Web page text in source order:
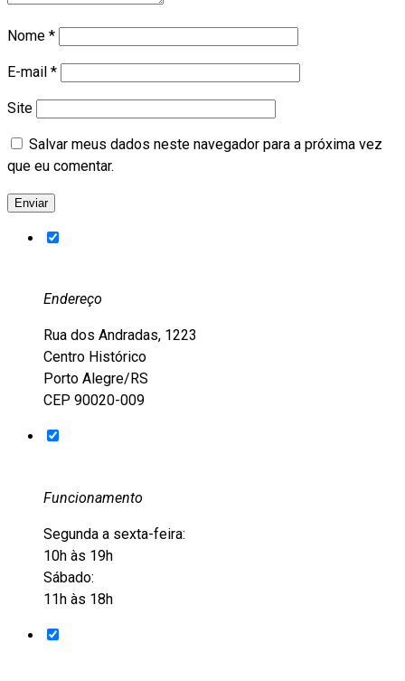
Nome *
E-mail *
Site
Salvar meus dados neste navegador para a próxima vez
que eu comentar.
Endereço
Rua dos Andradas, 1223
Centro Histórico
Porto Alegre/RS
CEP 90020-009
Funcionamento
Segunda a sexta-feira:
10h às 19h
Sábado:
11h às 18h